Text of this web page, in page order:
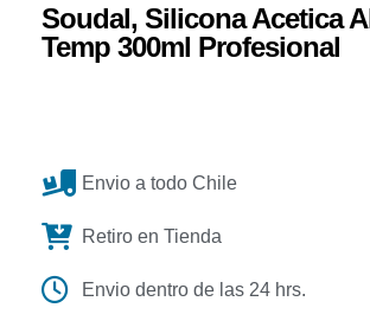
Soudal, Silicona Acetica
Temp 300ml Profesional
Envio a todo Chile
Retiro en Tienda
Envio dentro de las 24 hrs.